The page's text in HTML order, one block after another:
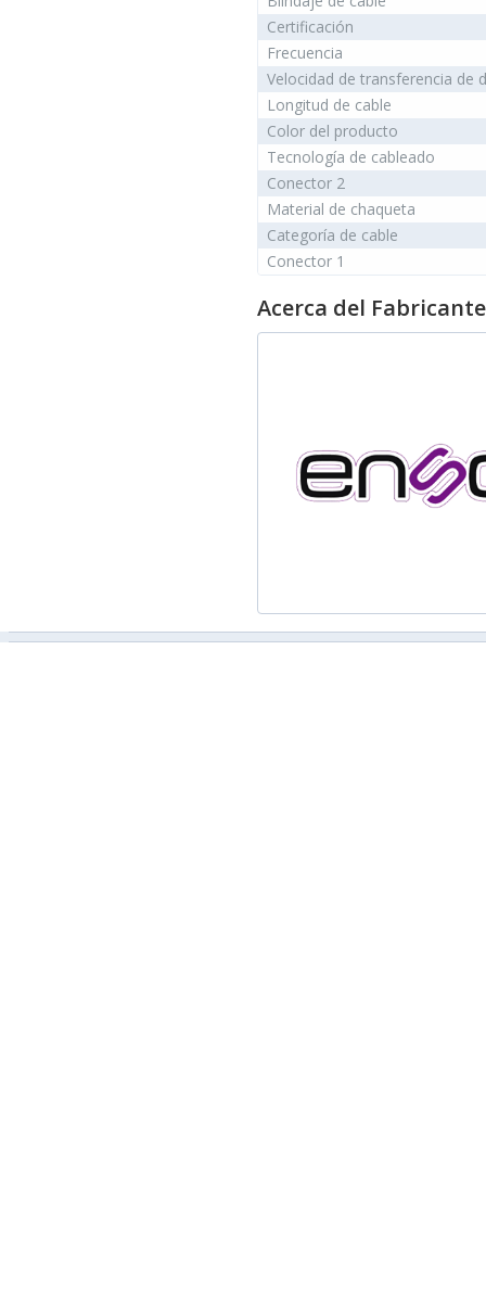
Certificación
Frecuencia
Velocidad de transferencia de
Longitud de cable
Color del producto
Tecnología de cableado
Conector 2
Material de chaqueta
Categoría de cable
Conector 1
Acerca del Fabricante